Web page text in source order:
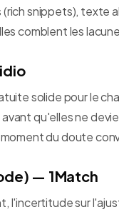
snippets), texte
comblent les
solide pour le
qu'elles ne
du doute
— 1Match
l'incertitude sur